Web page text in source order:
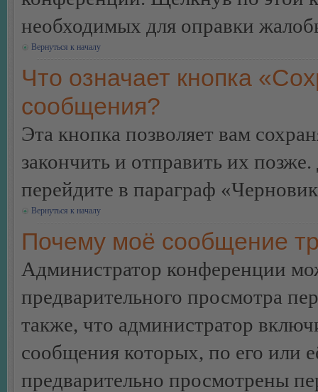
необходимых для оправки
Вернуться к началу
Что означает кнопка
сообщения?
Эта кнопка позволяет вам
закончить и отправить их
перейдите в параграф
Вернуться к началу
Почему моё сообщение
Администратор конференции
предварительного просмотра
также, что администратор
сообщения которых, по его или
предварительно просмотрены